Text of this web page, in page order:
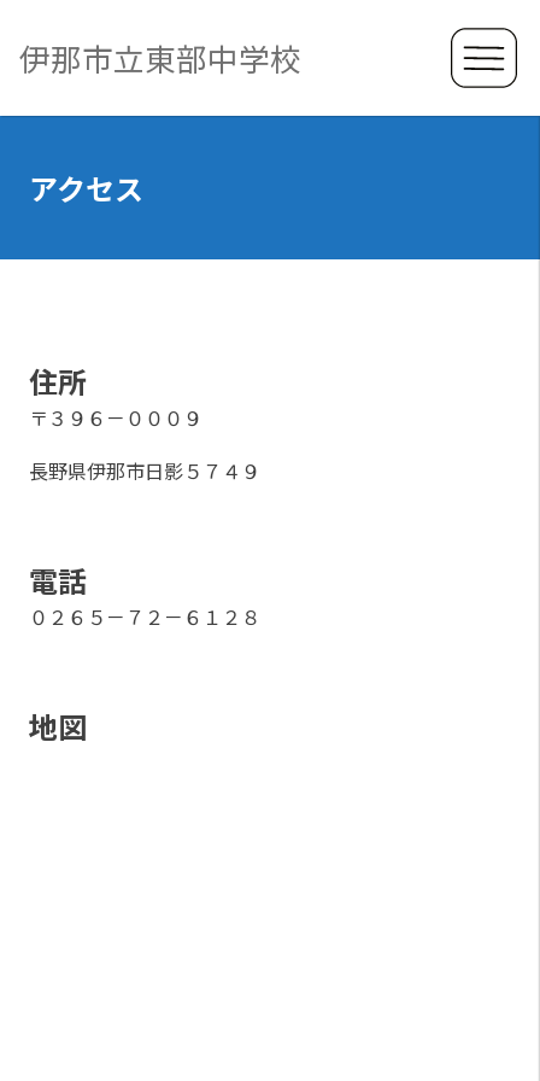
伊那市立東部中学校
アクセス
住所
〒３９６－０００９
長野県伊那市日影５７４９
電話
０２６５－７２－６１２８
地図